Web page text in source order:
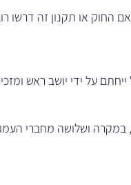
החוק או תקנון זה דרשו
על ידי יושב ראש
במקרה ושלושה מחברי